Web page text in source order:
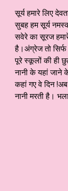
सूर्य हमारे लिए
सुबह हम सूर्य
सवेरे का सूरज
है।अंग्रेज तो
पूरे स्कूलों की ही
नानी के यहां जाने
कहां गए वे दिन
नानी मरती है।